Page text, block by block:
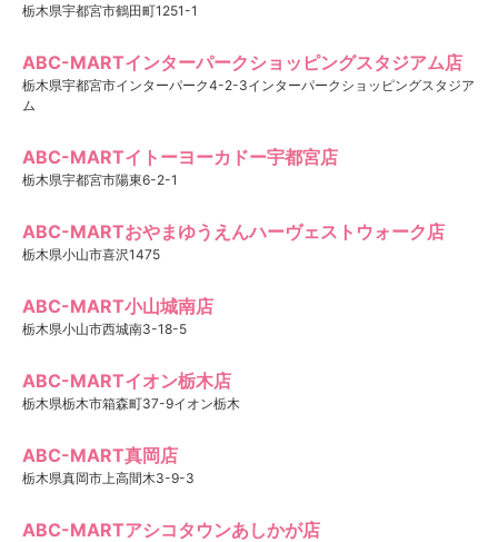
栃木県宇都宮市鶴田町1251-1
ABC-MARTインターパークショッピングスタジアム店
栃木県宇都宮市インターパーク4-2-3インターパークショッピングスタジア
ム
ABC-MARTイトーヨーカドー宇都宮店
栃木県宇都宮市陽東6-2-1
ABC-MARTおやまゆうえんハーヴェストウォーク店
栃木県小山市喜沢1475
ABC-MART小山城南店
栃木県小山市西城南3-18-5
ABC-MARTイオン栃木店
栃木県栃木市箱森町37-9イオン栃木
ABC-MART真岡店
栃木県真岡市上高間木3-9-3
ABC-MARTアシコタウンあしかが店